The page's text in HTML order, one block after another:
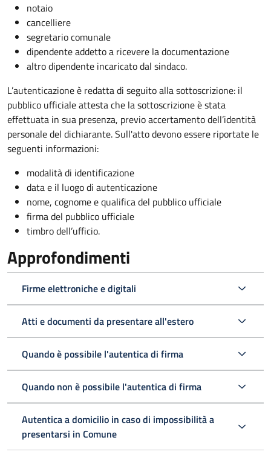
notaio
cancelliere
segretario comunale
dipendente addetto a ricevere la documentazione
altro dipendente incaricato dal sindaco.
L’autenticazione è redatta di seguito alla sottoscrizione: il
pubblico ufficiale attesta che la sottoscrizione è stata
effettuata in sua presenza, previo accertamento dell’identità
personale del dichiarante. Sull'atto devono essere riportate le
seguenti informazioni:
modalità di identificazione
data e il luogo di autenticazione
nome, cognome e qualifica del pubblico ufficiale
firma del pubblico ufficiale
timbro dell’ufficio.
Approfondimenti
Firme elettroniche e digitali
Atti e documenti da presentare all'estero
Quando è possibile l'autentica di firma
Quando non è possibile l'autentica di firma
Autentica a domicilio in caso di impossibilità a
presentarsi in Comune